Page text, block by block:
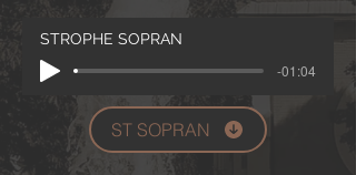
STROPHE SOPRAN
-01:04
ST SOPRAN